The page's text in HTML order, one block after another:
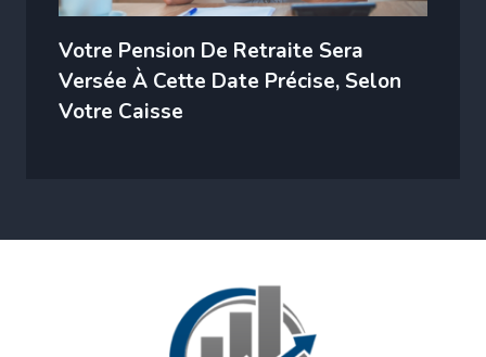
Votre Pension De Retraite Sera
Versée À Cette Date Précise, Selon
Votre Caisse